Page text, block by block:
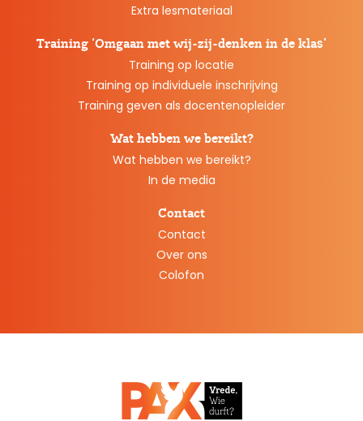
Extra lesmateriaal
Training ‘Omgaan met wij-zij-denken in de klas’
Training op locatie
Training op individuele inschrijving
Training geven als docentenopleider
Wat hebben we bereikt?
Wat hebben we bereikt?
In de media
Contact
Contact
Over ons
Colofon